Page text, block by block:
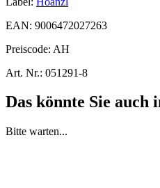
EAN: 9006472027263
Preiscode: AH
Art. Nr.: 051291-8
Das könnte Sie auch
Bitte warten...